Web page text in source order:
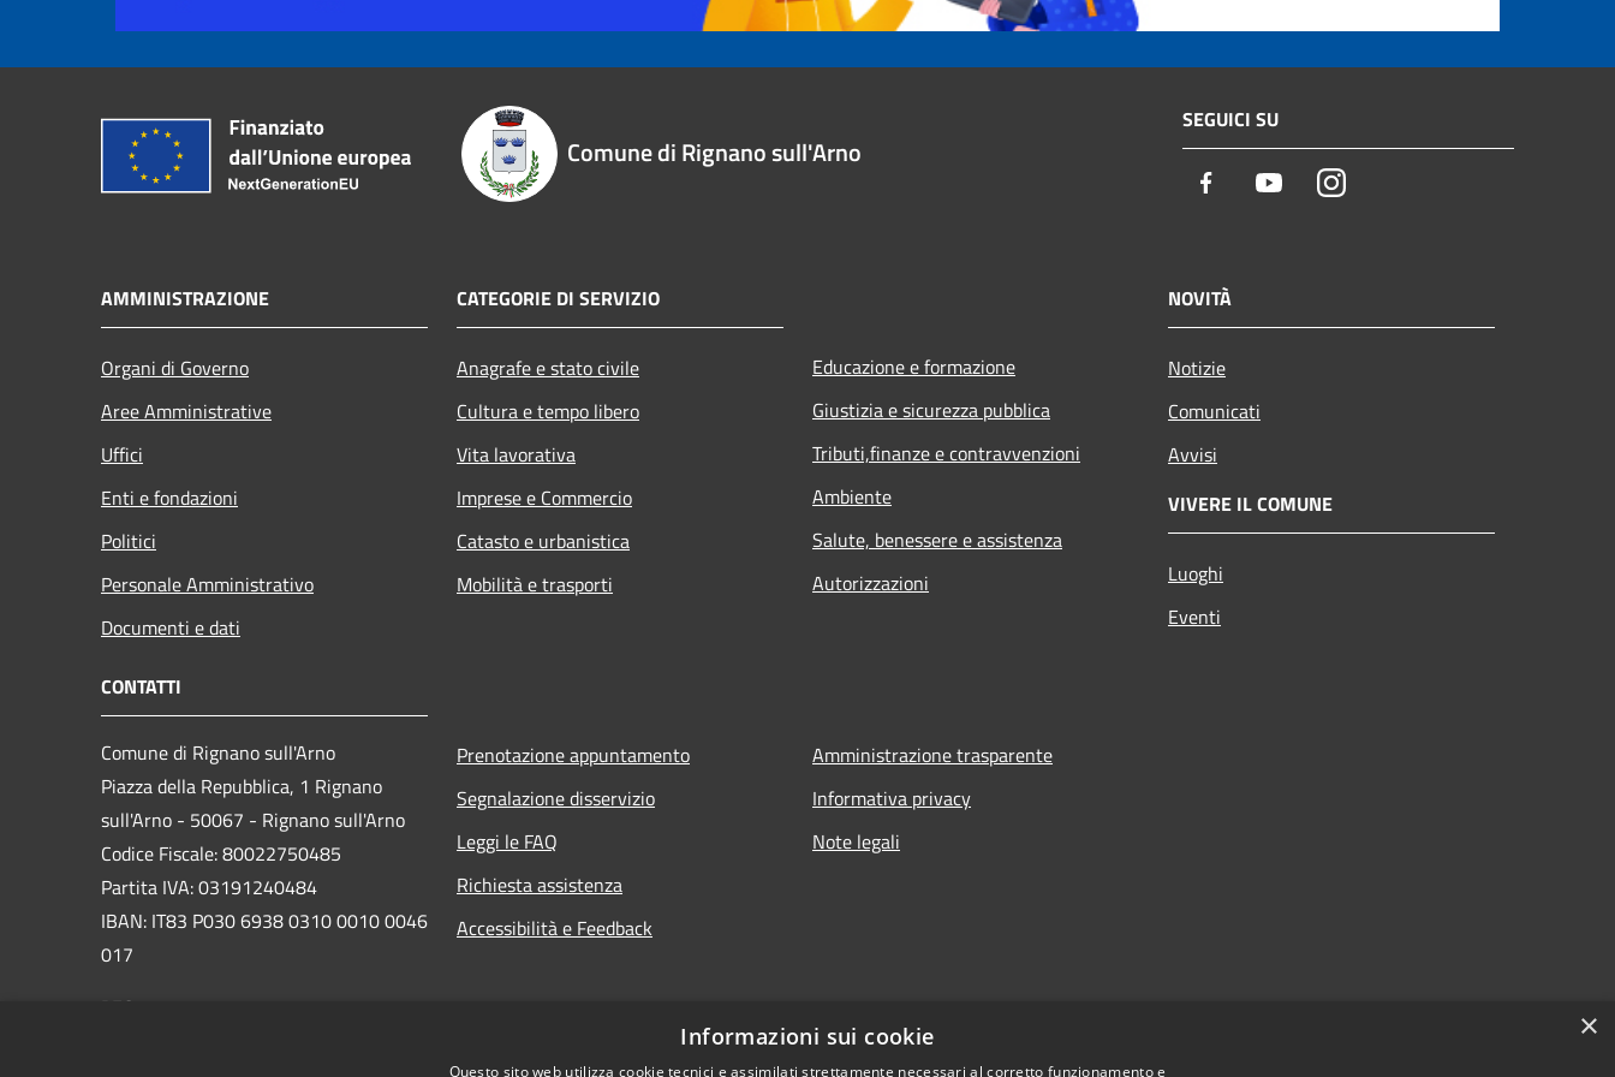
Comune di Rignano sull'Arno
SEGUICI SU
Facebook YoutubeInstagram
AMMINISTRAZIONE
Organi di Governo
Aree Amministrative
Uffici
Enti e fondazioni
Politici
Personale Amministrativo
Documenti e dati
CATEGORIE DI SERVIZIO
Anagrafe e stato civile
Cultura e tempo libero
Vita lavorativa
Imprese e Commercio
Catasto e urbanistica
Mobilità e trasporti
Educazione e formazione
Giustizia e sicurezza pubblica
Tributi,finanze e contravvenzioni
Ambiente
Salute, benessere e assistenza
Autorizzazioni
NOVITÀ
Notizie
Comunicati
Avvisi
VIVERE IL COMUNE
Luoghi
Eventi
CONTATTI
Comune di Rignano sull'Arno
Piazza della Repubblica, 1 Rignano
sull'Arno - 50067 - Rignano sull'Arno
Codice Fiscale: 80022750485
Partita IVA: 03191240484
IBAN: IT83 P030 6938 0310 0010 0046
017
PEC:
Prenotazione appuntamento
Segnalazione disservizio
Leggi le FAQ
Richiesta assistenza
Accessibilità e Feedback
Amministrazione trasparente
Informativa privacy
Note legali
×
Informazioni sui cookie
Questo sito web utilizza cookie tecnici e assimilati strettamente necessari al corretto funzionamento e